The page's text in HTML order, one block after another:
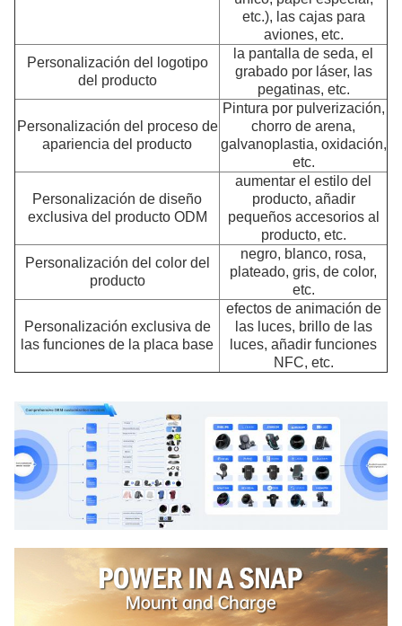
etc.), las cajas para
aviones, etc.
Personalización del logotipo
del producto
la pantalla de seda, el
grabado por láser, las
pegatinas, etc.
Personalización del proceso de
apariencia del producto
Pintura por pulverización,
chorro de arena,
galvanoplastia, oxidación,
etc.
Personalización de diseño
exclusiva del producto ODM
aumentar el estilo del
producto, añadir
pequeños accesorios al
producto, etc.
Personalización del color del
producto
negro, blanco, rosa,
plateado, gris, de color,
etc.
Personalización exclusiva de
las funciones de la placa base
efectos de animación de
las luces, brillo de las
luces, añadir funciones
NFC, etc.